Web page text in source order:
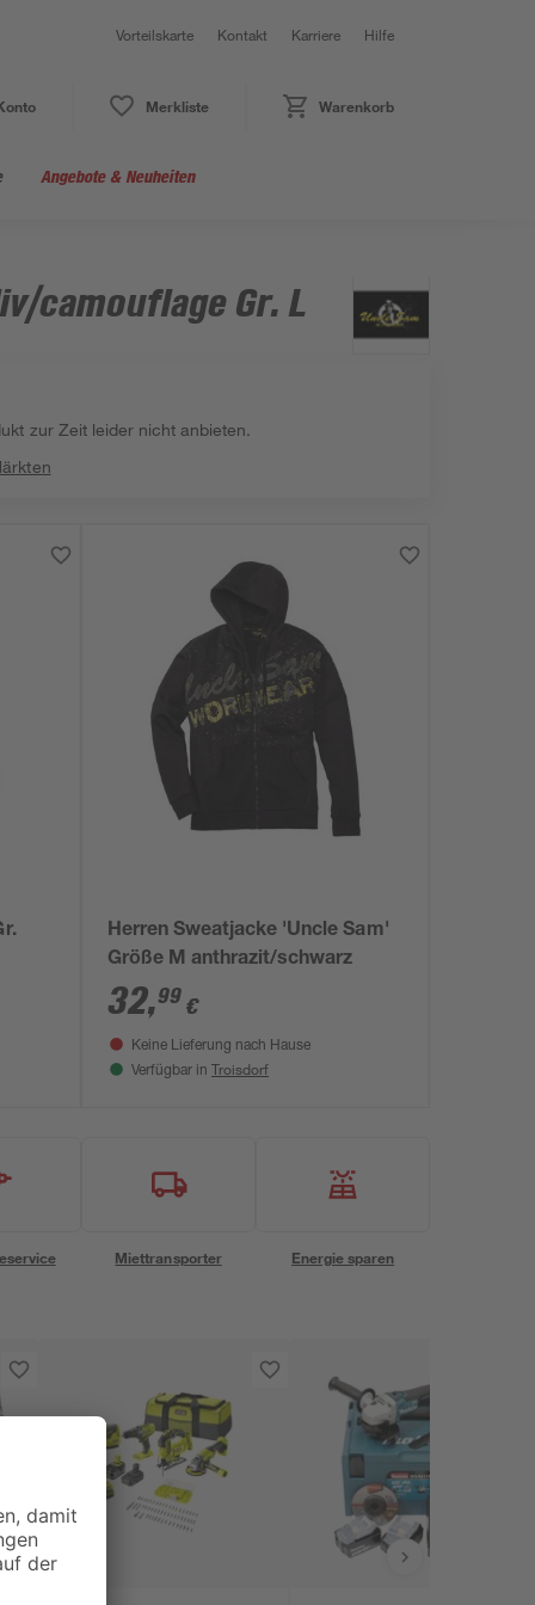
Vorteilskarte Kontakt Karriere Hilfe
Merkliste Warenkorb
Angebote & Neuheiten
camouflage Gr. L
zur Zeit leider nicht anbieten.
Herren Sweatjacke 'Uncle Sam'
Größe M anthrazit/schwarz
32,99 €
Keine Lieferung nach Hause
Verfügbar in Troisdorf
Miettransporter Energie sparen